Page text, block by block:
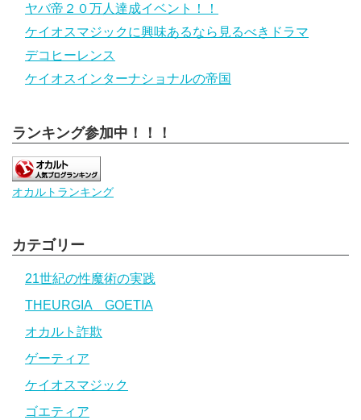
ヤバ帝２０万人達成イベント！！
ケイオスマジックに興味あるなら見るべきドラマ
デコヒーレンス
ケイオスインターナショナルの帝国
ランキング参加中！！！
オカルトランキング
カテゴリー
21世紀の性魔術の実践
THEURGIA GOETIA
オカルト詐欺
ゲーティア
ケイオスマジック
ゴエティア